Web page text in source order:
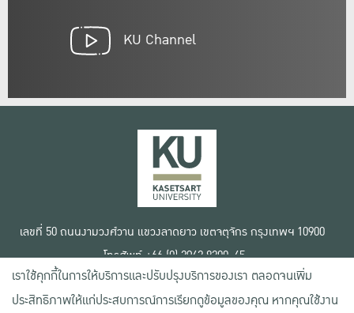
KU Channel
เลขที่ 50 ถนนงามวงศ์วาน แขวงลาดยาว เขตจตุจักร กรุงเทพฯ 10900
โทรศัพท์ +66 (0) 2942 8200-45
เงื่อนไขการใช้งานเว็บไซต์
ข้อตกลงด้านสิทธิ์ใช้งาน
เราใช้คุกกี้ในการให้บริการและปรับปรุงบริการของเรา ตลอดจนเพิ่ม
ประสิทธิภาพให้แก่ประสบการณ์การเรียกดูข้อมูลของคุณ หากคุณใช้งาน